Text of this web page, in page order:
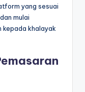
yang sesuai
mulai
kepada khalayak